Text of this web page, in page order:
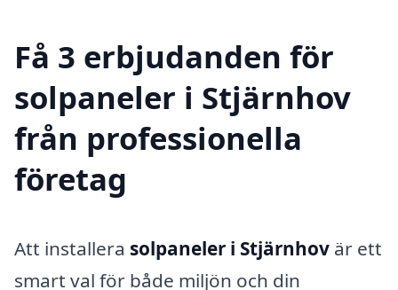
Få 3 erbjudanden för
solpaneler i Stjärnhov
från professionella
företag
Att installera solpaneler i Stjärnhov är ett
smart val för både miljön och din